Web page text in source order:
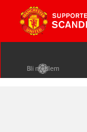
Bli medlem